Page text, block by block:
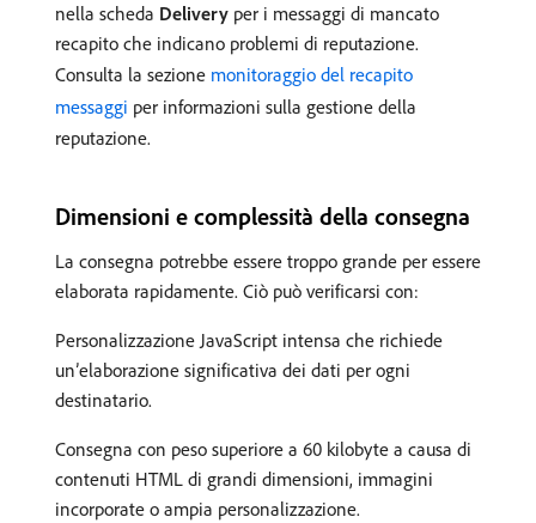
nella scheda Delivery per i messaggi di mancato
recapito che indicano problemi di reputazione.
Consulta la sezione monitoraggio del recapito
messaggi per informazioni sulla gestione della
reputazione.
Dimensioni e complessità della consegna
La consegna potrebbe essere troppo grande per essere
elaborata rapidamente. Ciò può verificarsi con:
Personalizzazione JavaScript intensa che richiede
un’elaborazione significativa dei dati per ogni
destinatario.
Consegna con peso superiore a 60 kilobyte a causa di
contenuti HTML di grandi dimensioni, immagini
incorporate o ampia personalizzazione.